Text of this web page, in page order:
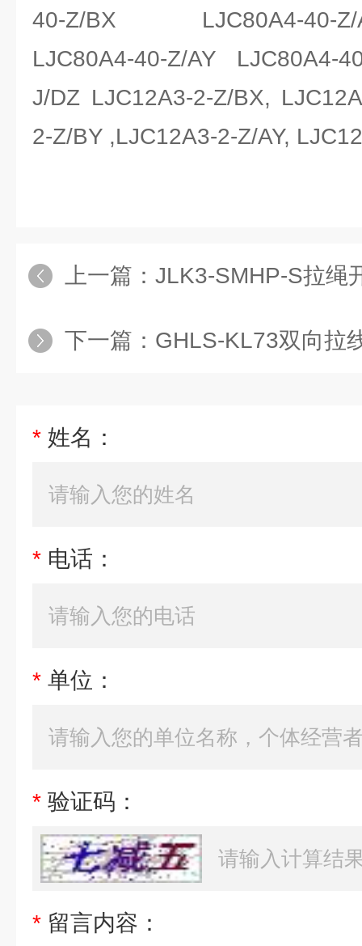
40-Z/BX LJC80A4-40-Z/
LJC80A4-40-Z/AY LJC80A4-
J/DZ LJC12A3-2-Z/BX,
2-Z/BY ,LJC12A3-2-Z/AY,
上一篇： JLK3-SMHP-S拉绳
下一篇： GHLS-KL73双向拉
* 姓名：
* 电话：
* 单位：
* 验证码：
* 留言内容：